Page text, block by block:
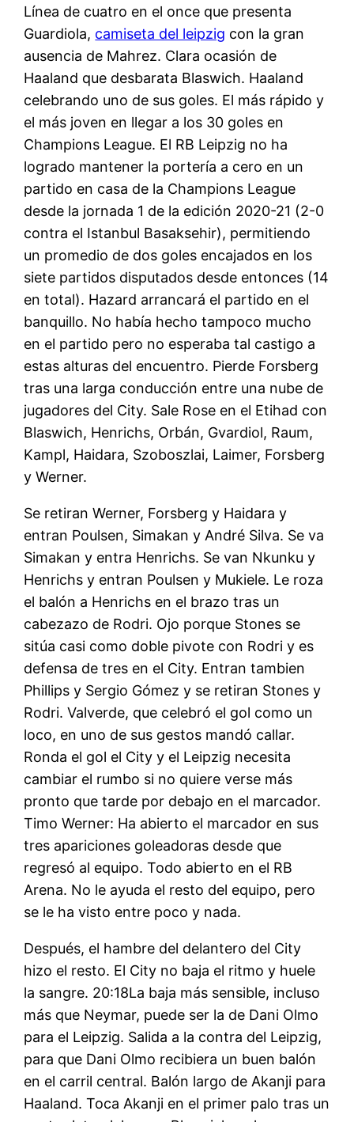
Línea de cuatro en el once que presenta
Guardiola, camiseta del leipzig con la gran
ausencia de Mahrez. Clara ocasión de
Haaland que desbarata Blaswich. Haaland
celebrando uno de sus goles. El más rápido y
el más joven en llegar a los 30 goles en
Champions League. El RB Leipzig no ha
logrado mantener la portería a cero en un
partido en casa de la Champions League
desde la jornada 1 de la edición 2020-21 (2-0
contra el Istanbul Basaksehir), permitiendo
un promedio de dos goles encajados en los
siete partidos disputados desde entonces (14
en total). Hazard arrancará el partido en el
banquillo. No había hecho tampoco mucho
en el partido pero no esperaba tal castigo a
estas alturas del encuentro. Pierde Forsberg
tras una larga conducción entre una nube de
jugadores del City. Sale Rose en el Etihad con
Blaswich, Henrichs, Orbán, Gvardiol, Raum,
Kampl, Haidara, Szoboszlai, Laimer, Forsberg
y Werner.
Se retiran Werner, Forsberg y Haidara y
entran Poulsen, Simakan y André Silva. Se va
Simakan y entra Henrichs. Se van Nkunku y
Henrichs y entran Poulsen y Mukiele. Le roza
el balón a Henrichs en el brazo tras un
cabezazo de Rodri. Ojo porque Stones se
sitúa casi como doble pivote con Rodri y es
defensa de tres en el City. Entran tambien
Phillips y Sergio Gómez y se retiran Stones y
Rodri. Valverde, que celebró el gol como un
loco, en uno de sus gestos mandó callar.
Ronda el gol el City y el Leipzig necesita
cambiar el rumbo si no quiere verse más
pronto que tarde por debajo en el marcador.
Timo Werner: Ha abierto el marcador en sus
tres apariciones goleadoras desde que
regresó al equipo. Todo abierto en el RB
Arena. No le ayuda el resto del equipo, pero
se le ha visto entre poco y nada.
Después, el hambre del delantero del City
hizo el resto. El City no baja el ritmo y huele
la sangre. 20:18La baja más sensible, incluso
más que Neymar, puede ser la de Dani Olmo
para el Leipzig. Salida a la contra del Leipzig,
para que Dani Olmo recibiera un buen balón
en el carril central. Balón largo de Akanji para
Haaland. Toca Akanji en el primer palo tras un